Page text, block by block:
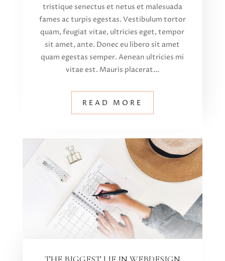
tristique senectus et netus et malesuada
fames ac turpis egestas. Vestibulum tortor
quam, feugiat vitae, ultricies eget, tempor
sit amet, ante. Donec eu libero sit amet
quam egestas semper. Aenean ultricies mi
vitae est. Mauris placerat...
READ MORE